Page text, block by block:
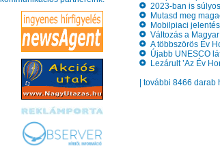
2023-ban is súlyos
Mutasd meg
Mobilpiaci
Változás a Magyar
A többszörös Év
Újabb UNESCO
Lezárult ’Az Év
| további 8466 darab